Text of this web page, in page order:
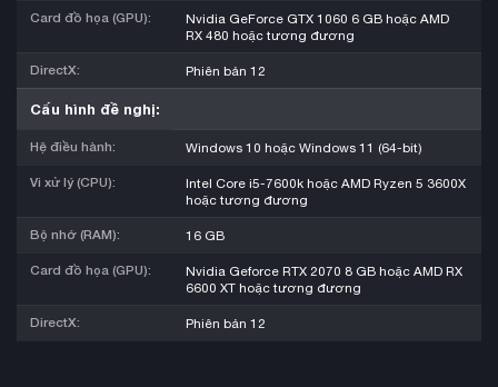
Card đồ họa (GPU):
Nvidia GeForce GTX 1060 6 GB hoặc AMD
RX 480 hoặc tương đương
DirectX: Phiên bản 12
Cấu hình đề nghị:
Hệ điều hành: Windows 10 hoặc Windows 11 (64-bit)
Vi xử lý (CPU):
Intel Core i5-7600k hoặc AMD Ryzen 5 3600X
hoặc tương đương
Bộ nhớ (RAM): 16 GB
Card đồ họa (GPU):
Nvidia Geforce RTX 2070 8 GB hoặc AMD RX
6600 XT hoặc tương đương
DirectX: Phiên bản 12